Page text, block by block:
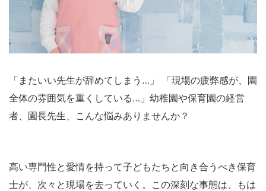
「またいい先生が辞めてしまう…」 「現場の疲弊感が、園
全体の雰囲気を重くしている…」幼稚園や保育園の経営
者、園長先生、こんな悩みありませんか？
高い専門性と愛情を持って子どもたちと向き合うべき保育
士が、次々と現場を去っていく。この深刻な事態は、もは